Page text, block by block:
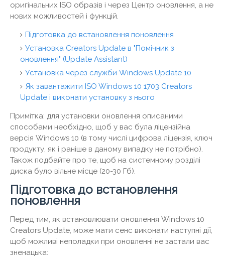
оригінальних ISO образів і через Центр оновлення, а не
нових можливостей і функцій.
Підготовка до встановлення поновлення
Установка Creators Update в "Помічник з
оновлення" (Update Assistant)
Установка через служби Windows Update 10
Як завантажити ISO Windows 10 1703 Creators
Update і виконати установку з нього
Примітка: для установки оновлення описаними
способами необхідно, щоб у вас була ліцензійна
версія Windows 10 (в тому числі цифрова ліцензія, ключ
продукту, як і раніше в даному випадку не потрібно).
Також подбайте про те, щоб на системному розділі
диска було вільне місце (20-30 Гб).
Підготовка до встановлення
поновлення
Перед тим, як встановлювати оновлення Windows 10
Creators Update, може мати сенс виконати наступні дії,
щоб можливі неполадки при оновленні не застали вас
зненацька: